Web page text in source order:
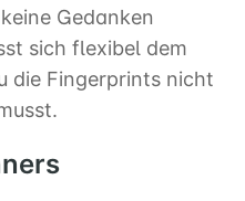
Gedanken
sich flexibel dem
die Fingerprints nicht